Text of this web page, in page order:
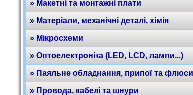
» Макетні та монтажні плати
» Матеріали, механічні деталі, хімія
» Мікросхеми
» Оптоелектроніка (LED, LCD, лампи...)
» Паяльне обладнання, припої та флюси
» Провода, кабелі та шнури